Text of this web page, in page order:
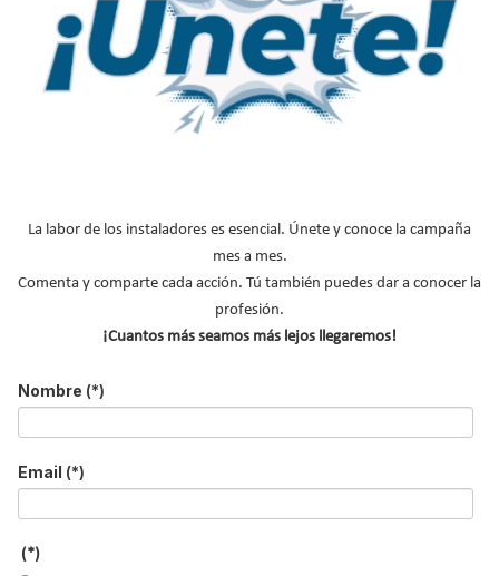
Ocupación *
*
Acepto lapolítica de privacidad
Enviar
LO MÁS VISTO
La labor de los instaladores es esencial. Únete y conoce la campaña
mes a mes.
Comenta y comparte cada acción. Tú también puedes dar a conocer la
profesión.
¡Cuantos más seamos más lejos llegaremos!
Nombre (*)
Email (*)
(*)